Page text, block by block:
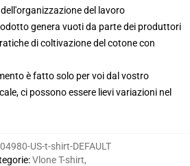
del lavoro
genera vuoti da parte dei produttori
di coltivazione del cotone con
è fatto solo per voi dal vostro
ci possono essere lievi variazioni nel
US-t-shirt-DEFAULT
:Vlone T-shirt,